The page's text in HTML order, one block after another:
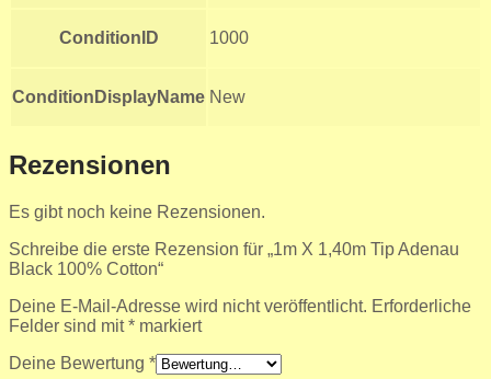
ConditionID 1000
ConditionDisplayName New
Rezensionen
Es gibt noch keine Rezensionen.
Schreibe die erste Rezension für „1m X 1,40m Tip Adenau
Black 100% Cotton“
Deine E-Mail-Adresse wird nicht veröffentlicht. Erforderliche
Felder sind mit* markiert
Deine Bewertung *